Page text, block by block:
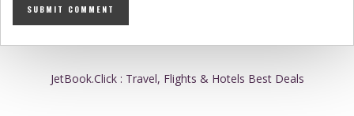
JetBook.Click : Travel, Flights & Hotels Best Deals